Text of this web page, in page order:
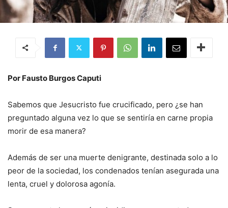
Por Fausto Burgos Caputi
Sabemos que Jesucristo fue crucificado, pero ¿se han
preguntado alguna vez lo que se sentiría en carne propia
morir de esa manera?
Además de ser una muerte denigrante, destinada solo a lo
peor de la sociedad, los condenados tenían asegurada una
lenta, cruel y dolorosa agonía.